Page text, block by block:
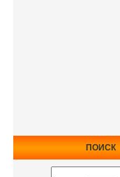
ПОИСК